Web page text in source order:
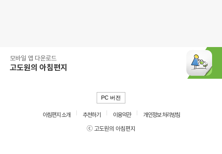
모바일 앱 다운로드
고도원의 아침편지
PC 버전
아침편지 소개 추천하기 이용약관
개인정보 처리방침
ⓒ 고도원의 아침편지